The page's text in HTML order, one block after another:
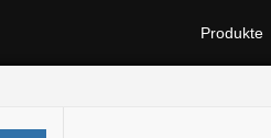
Produkte